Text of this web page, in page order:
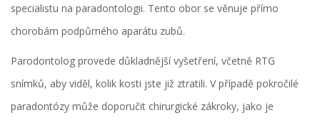
specialistu na paradontologii. Tento obor se věnuje přímo
chorobám podpůrného aparátu zubů.
Parodontolog provede důkladnější vyšetření, včetně RTG
snímků, aby viděl, kolik kosti jste již ztratili. V případě pokročilé
paradontózy může doporučit chirurgické zákroky, jako je